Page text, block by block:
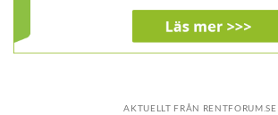
AKTUELLT FRÅN RENTFORUM.SE